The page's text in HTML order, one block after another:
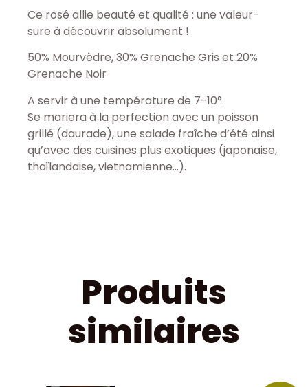
Ce rosé allie beauté et qualité : une valeur-
sure à découvrir absolument !
50% Mourvèdre, 30% Grenache Gris et 20%
Grenache Noir
A servir à une température de 7-10°.
Se mariera à la perfection avec un poisson
grillé (daurade), une salade fraîche d’été ainsi
qu’avec des cuisines plus exotiques (japonaise,
thaïlandaise, vietnamienne…).
Produits
similaires